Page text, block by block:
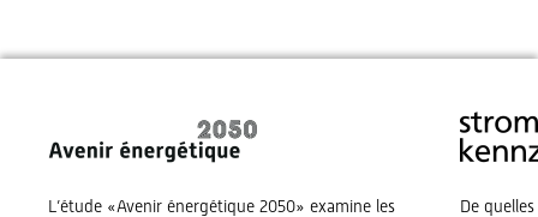
L’étude «Avenir énergétique 2050» examine les
De